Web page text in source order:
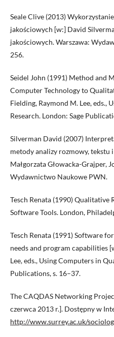
Seale Clive (2013)
jakościowych [w:] David
jakościowych. Warszawa:
256.
Seidel John (1991) Method and
Computer Technology to
Fielding, Raymond M. Lee, eds.,
Research. London: Sage
Silverman David (2007)
metody analizy rozmowy, tekstu
Małgorzata Głowacka-Grajper,
Wydawnictwo Naukowe PWN.
Tesch Renata (1990) Qualitative
Software Tools. London,
Tesch Renata (1991) Software
needs and program capabilities
Lee, eds., Using Computers in
Publications, s. 16–37.
The CAQDAS Networking
czerwca 2013 r.]. Dostępny w
http://www.surrey.ac.uk/